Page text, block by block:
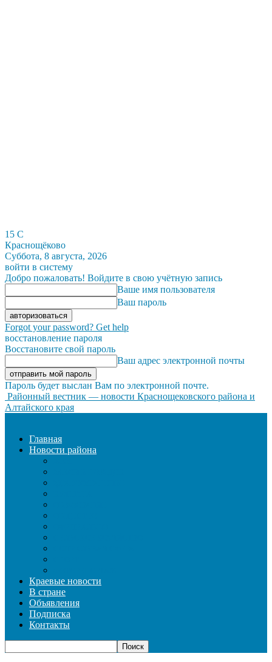
15 C
Краснощёково
Суббота, 8 августа, 2026
войти в систему
Добро пожаловать! Войдите в свою учётную запись
Ваше имя пользователя
Ваш пароль
Forgot your password? Get help
восстановление пароля
Восстановите свой пароль
Ваш адрес электронной почты
Пароль будет выслан Вам по электронной почте.
Районный вестник — новости Краснощековского района и
Алтайского края
Главная
Новости района
Краевые новости
В стране
Объявления
Подписка
Контакты